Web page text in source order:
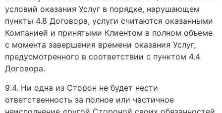
условий оказания Услуг в порядке, нарушающем
пункты 4.8 Договора, услуги считаются оказанными
Компанией и принятыми Клиентом в полном объеме
с момента завершения времени оказания Услуг,
предусмотренного в соответствии с пунктом 4.4
Договора.
9.4. Ни одна из Сторон не будет нести
ответственность за полное или частичное